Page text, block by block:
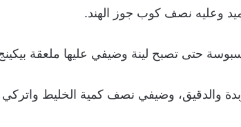
وعليه نصف كوب جوز الهند.
حتى تصبح لينة وضيفي عليها ملعقة
والدقيق، وضيفي نصف كمية الخليط واتركي